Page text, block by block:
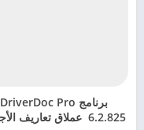
برنامج DriverDoc Pro
6.2.825 عملاق تعاريف الأجهزة